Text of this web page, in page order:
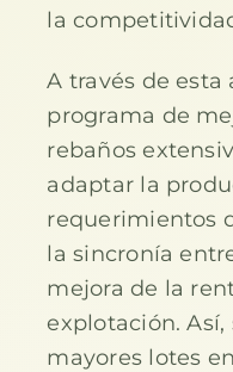
la
A través de esta
programa de
rebaños
adaptar la
requerimientos
la sincronía
mejora de la
explotación. Así,
mayores lotes